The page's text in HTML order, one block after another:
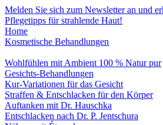
Melden Sie sich zum Newsletter an und
Pflegetipps für strahlende Haut!
Home
Kosmetische Behandlungen
Wohlfühlen mit Ambient 100 % Natur pur
Gesichts-Behandlungen
Kur-Variationen für das Gesicht
Straffen & Entschlacken für den Körper
Auftanken mit Dr. Hauschka
Entschlacken nach Dr. P. Jentschura